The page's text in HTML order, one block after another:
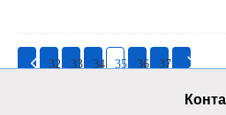
32 33 34 35 36 37